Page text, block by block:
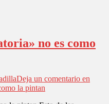
no es como
Deja un comentario en
la pintan